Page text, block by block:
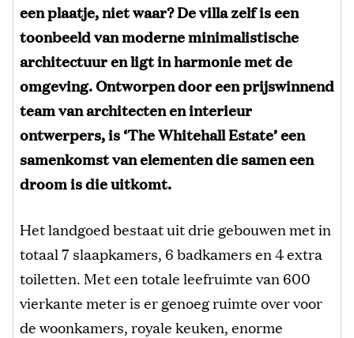
een plaatje, niet waar? De villa zelf is een
toonbeeld van moderne minimalistische
architectuur en ligt in harmonie met de
omgeving. Ontworpen door een prijswinnend
team van architecten en interieur
ontwerpers, is ‘The Whitehall Estate’ een
samenkomst van elementen die samen een
droom is die uitkomt.
Het landgoed bestaat uit drie gebouwen met in
totaal 7 slaapkamers, 6 badkamers en 4 extra
toiletten. Met een totale leefruimte van 600
vierkante meter is er genoeg ruimte over voor
de woonkamers, royale keuken, enorme